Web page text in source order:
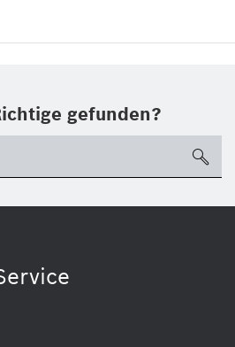
gefunden?